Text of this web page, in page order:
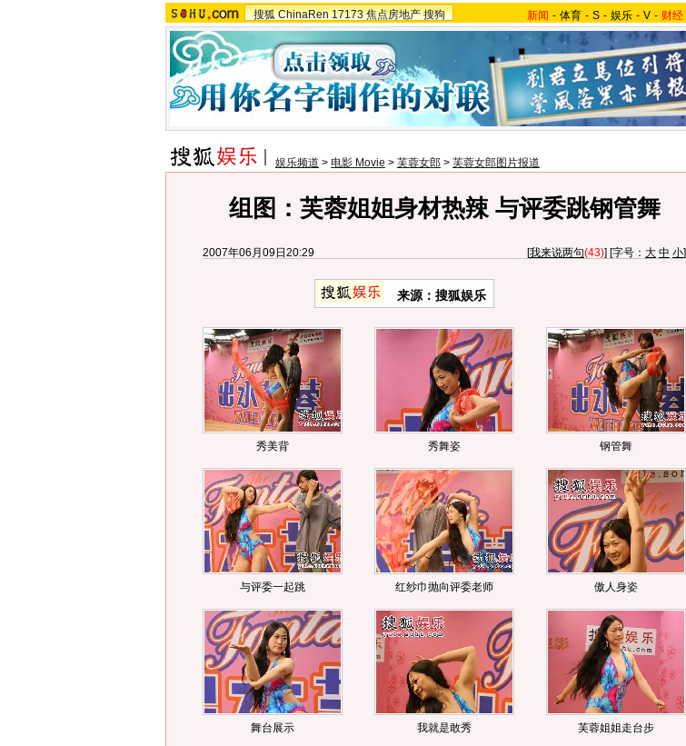
搜狐 ChinaRen 17173 焦点房地产 搜狗 新闻 - 体育 - S - 娱乐 - V - 财经
娱乐频道 > 电影 Movie > 芙蓉女郎 > 芙蓉女郎图片报道
组图：芙蓉姐姐身材热辣 与评委跳钢管舞
2007年06月09日20:29 [我来说两句(43)] [字号： 大 中 小]
来源：搜狐娱乐
秀美背 秀舞姿 钢管舞
与评委一起跳 红纱巾抛向评委老师 傲人身姿
舞台展示 我就是敢秀 芙蓉姐姐走台步